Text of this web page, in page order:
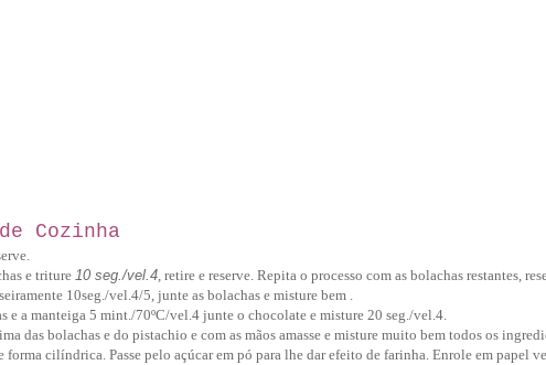
Cozinha
e triture 10 seg./vel.4, retire e reserve. Repita o processo com as bolachas restantes,
10seg./vel.4/5, junte as bolachas e misture bem .
e a manteiga 5 mint./70ºC/vel.4 junte o chocolate e misture 20 seg./vel.4.
das bolachas e do pistachio e com as mãos amasse e misture muito bem todos os
cilíndrica. Passe pelo açúcar em pó para lhe dar efeito de farinha. Enrole em papel